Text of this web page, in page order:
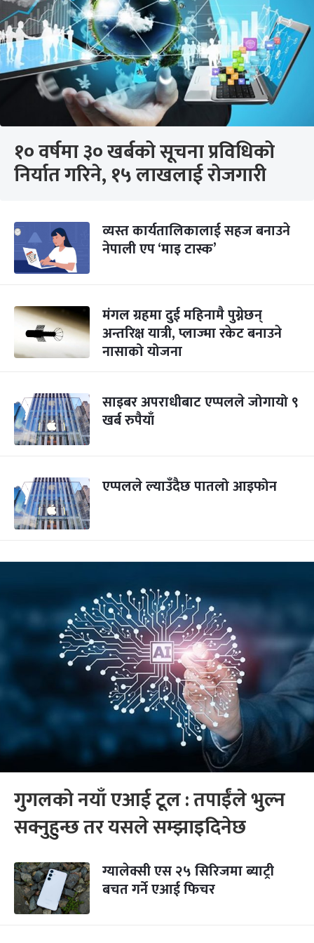
१० वर्षमा ३० खर्बको सूचना प्रविधिको
निर्यात गरिने, १५ लाखलाई रोजगारी
व्यस्त कार्यतालिकालाई सहज बनाउने
नेपाली एप ‘माइ टास्क’
मंगल ग्रहमा दुई महिनामै पुग्नेछन्
अन्तरिक्ष यात्री, प्लाज्मा रकेट बनाउने
नासाको योजना
साइबर अपराधीबाट एप्पलले जोगायो ९
खर्ब रुपैयाँ
एप्पलले ल्याउँदैछ पातलो आइफोन
गुगलको नयाँ एआई टूल : तपाईंले भुल्न
सक्नुहुन्छ तर यसले सम्झाइदिनेछ
ग्यालेक्सी एस २५ सिरिजमा ब्याट्री
बचत गर्ने एआई फिचर